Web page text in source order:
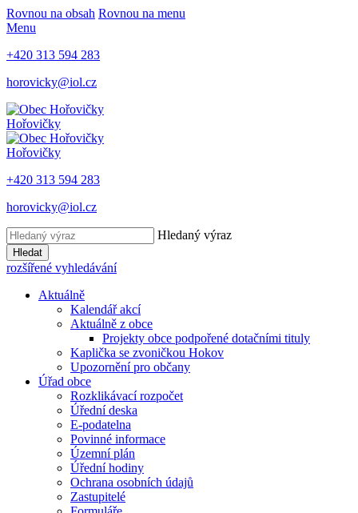
Rovnou na obsah Rovnou na menu
Menu
+420 313 594 283
horovicky@iol.cz
Hořovičky
Hořovičky
+420 313 594 283
horovicky@iol.cz
Hledaný výraz
Hledat
rozšířené vyhledávání
Aktuálně
Kalendář akcí
Aktuálně z obce
Projekty obce podpořené dotačními tituly
Kaplička se zvoničkou Hokov
Upozornění pro občany
Úřad obce
Rozklikávací rozpočet
Úřední deska
E-podatelna
Povinné informace
Územní plán
Úřední hodiny
Ochrana osobních údajů
Zastupitelé